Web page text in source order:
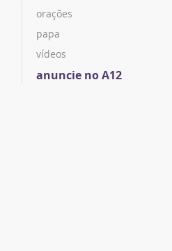
orações
papa
vídeos
anuncie no A12